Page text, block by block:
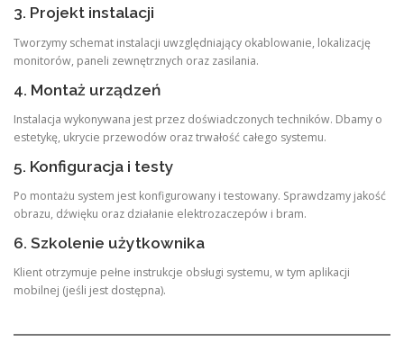
3. Projekt instalacji
Tworzymy schemat instalacji uwzględniający okablowanie, lokalizację
monitorów, paneli zewnętrznych oraz zasilania.
4. Montaż urządzeń
Instalacja wykonywana jest przez doświadczonych techników. Dbamy o
estetykę, ukrycie przewodów oraz trwałość całego systemu.
5. Konfiguracja i testy
Po montażu system jest konfigurowany i testowany. Sprawdzamy jakość
obrazu, dźwięku oraz działanie elektrozaczepów i bram.
6. Szkolenie użytkownika
Klient otrzymuje pełne instrukcje obsługi systemu, w tym aplikacji
mobilnej (jeśli jest dostępna).